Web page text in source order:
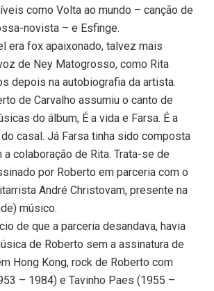
como Volta ao mundo – canção de
novista – e Esfinge.
era fox apaixonado, talvez mais
de Ney Matogrosso, como Rita
depois na autobiografia da artista.
de Carvalho assumiu o canto de
do álbum, É a vida e Farsa. É a
casal. Já Farsa tinha sido composta
colaboração de Rita. Trata-se de
por Roberto em parceria com o
André Christovam, presente na
músico.
de que a parceria desandava, havia
de Roberto sem a assinatura de
Hong Kong, rock de Roberto com
– 1984) e Tavinho Paes (1955 –